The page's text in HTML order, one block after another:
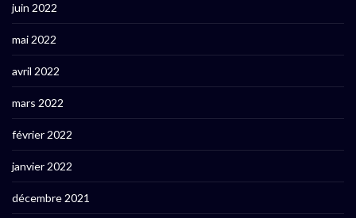
juin 2022
mai 2022
avril 2022
mars 2022
février 2022
janvier 2022
décembre 2021